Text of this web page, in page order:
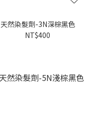
天然染髮劑-3N深棕黑色
NT$400